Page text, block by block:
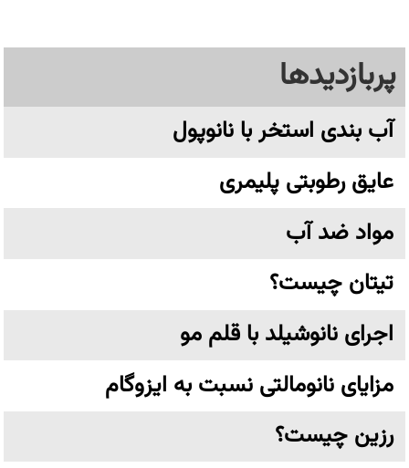
پربازدیدها
آب بندی استخر با نانوپول
عایق رطوبتی پلیمری
مواد ضد آب
تیتان چیست؟
اجرای نانوشیلد با قلم مو
مزایای نانومالتی نسبت به ایزوگام
رزین چیست؟